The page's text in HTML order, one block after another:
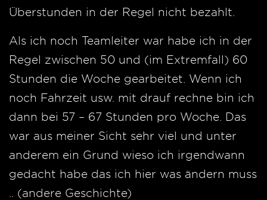
Überstunden in der Regel nicht bezahlt.
Als ich noch Teamleiter war habe ich in der
Regel zwischen 50 und (im Extremfall) 60
Stunden die Woche gearbeitet. Wenn ich
noch Fahrzeit usw. mit drauf rechne bin ich
dann bei 57 – 67 Stunden pro Woche. Das
war aus meiner Sicht sehr viel und unter
anderem ein Grund wieso ich irgendwann
gedacht habe das ich hier was ändern muss
.. (andere Geschichte)